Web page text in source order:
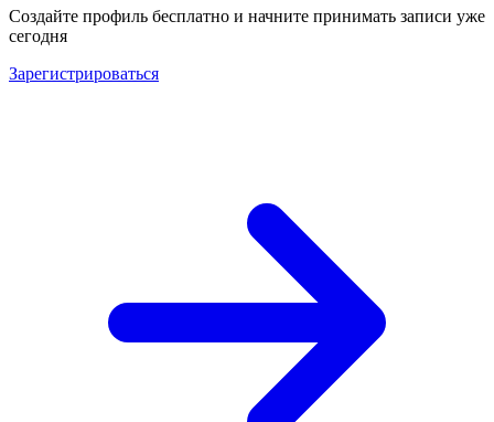
Создайте профиль бесплатно и начните принимать записи уже
сегодня
Зарегистрироваться